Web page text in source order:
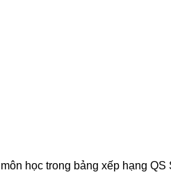
học trong bảng xếp hạng QS